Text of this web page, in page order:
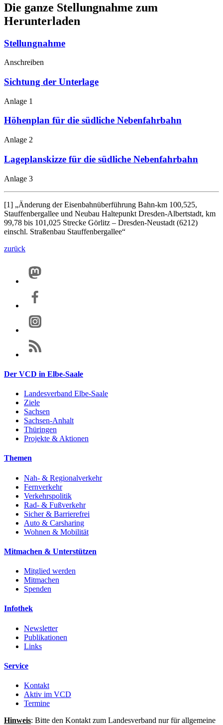
Die ganze Stellungnahme zum
Herunterladen
Stellungnahme
Anschreiben
Sichtung der Unterlage
Anlage 1
Höhenplan für die südliche Nebenfahrbahn
Anlage 2
Lageplanskizze für die südliche Nebenfahrbahn
Anlage 3
[1] „Änderung der Eisenbahnüberführung Bahn-km 100,525,
Stauffenbergallee und Neubau Haltepunkt Dresden-Albertstadt, km
99,78 bis 101,025 Strecke Görlitz – Dresden-Neustadt (6212)
einschl. Straßenbau Stauffenbergallee“
zurück
Der VCD in Elbe-Saale
Landesverband Elbe-Saale
Ziele
Sachsen
Sachsen-Anhalt
Thüringen
Projekte & Aktionen
Themen
Nah- & Regionalverkehr
Fernverkehr
Verkehrspolitik
Rad- & Fußverkehr
Sicher & Barrierefrei
Auto & Carsharing
Wohnen & Mobilität
Mitmachen & Unterstützen
Mitglied werden
Mitmachen
Spenden
Infothek
Newsletter
Publikationen
Links
Service
Kontakt
Aktiv im VCD
Termine
Hinweis: Bitte den Kontakt zum Landesverband nur für allgemeine